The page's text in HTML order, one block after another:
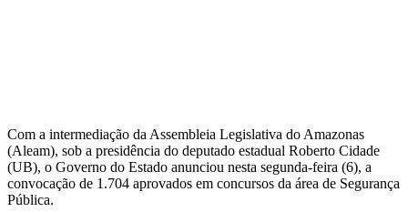
Com a intermediação da Assembleia Legislativa do Amazonas
(Aleam), sob a presidência do deputado estadual Roberto Cidade
(UB), o Governo do Estado anunciou nesta segunda-feira (6), a
convocação de 1.704 aprovados em concursos da área de Segurança
Pública.